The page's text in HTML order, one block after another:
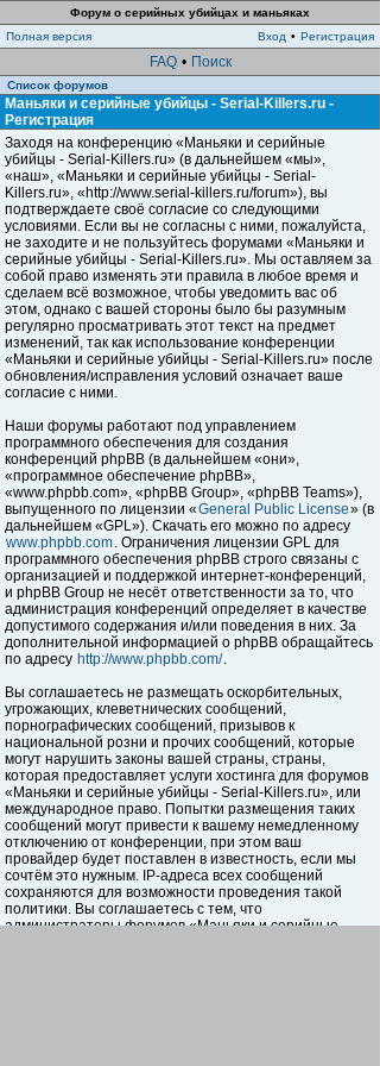
Форум о серийных убийцах и маньяках
Полная версия
Вход • Регистрация
FAQ • Поиск
Список форумов
Маньяки и серийные убийцы - Serial-Killers.ru -
Регистрация
Заходя на конференцию «Маньяки и серийные
убийцы - Serial-Killers.ru» (в дальнейшем «мы»,
«наш», «Маньяки и серийные убийцы - Serial-
Killers.ru», «http://www.serial-killers.ru/forum»), вы
подтверждаете своё согласие со следующими
условиями. Если вы не согласны с ними, пожалуйста,
не заходите и не пользуйтесь форумами «Маньяки и
серийные убийцы - Serial-Killers.ru». Мы оставляем за
собой право изменять эти правила в любое время и
сделаем всё возможное, чтобы уведомить вас об
этом, однако с вашей стороны было бы разумным
регулярно просматривать этот текст на предмет
изменений, так как использование конференции
«Маньяки и серийные убийцы - Serial-Killers.ru» после
обновления/исправления условий означает ваше
согласие с ними.
Наши форумы работают под управлением
программного обеспечения для создания
конференций phpBB (в дальнейшем «они»,
«программное обеспечение phpBB»,
«www.phpbb.com», «phpBB Group», «phpBB Teams»),
выпущенного по лицензии «General Public License» (в
дальнейшем «GPL»). Скачать его можно по адресу
www.phpbb.com. Ограничения лицензии GPL для
программного обеспечения phpBB строго связаны с
организацией и поддержкой интернет-конференций,
и phpBB Group не несёт ответственности за то, что
администрация конференций определяет в качестве
допустимого содержания и/или поведения в них. За
дополнительной информацией о phpBB обращайтесь
по адресу http://www.phpbb.com/.
Вы соглашаетесь не размещать оскорбительных,
угрожающих, клеветнических сообщений,
порнографических сообщений, призывов к
национальной розни и прочих сообщений, которые
могут нарушить законы вашей страны, страны,
которая предоставляет услуги хостинга для форумов
«Маньяки и серийные убийцы - Serial-Killers.ru», или
международное право. Попытки размещения таких
сообщений могут привести к вашему немедленному
отключению от конференции, при этом ваш
провайдер будет поставлен в известность, если мы
сочтём это нужным. IP-адреса всех сообщений
сохраняются для возможности проведения такой
политики. Вы соглашаетесь с тем, что
администраторы форумов «Маньяки и серийные